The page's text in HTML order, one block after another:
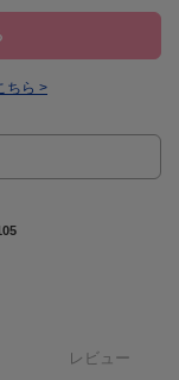
ちら >
レビュー